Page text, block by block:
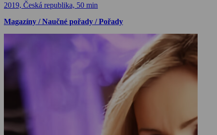
2019, Česká republika, 50 min
Magazíny / Naučné pořady / Pořady